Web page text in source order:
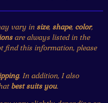
vary in size, shape, color,
are always listed in the
find this information, please
. In addition, I also
best suits you.